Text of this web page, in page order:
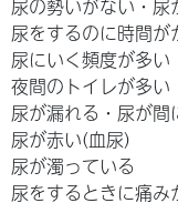
尿の勢いがない・尿
尿をするのに時間が
尿にいく頻度が多い
夜間のトイレが多い
尿が漏れる・尿が間
尿が赤い(血尿)
尿が濁っている
尿をするときに痛み